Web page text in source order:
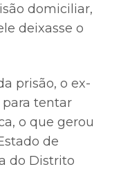
domiciliar,
deixasse o
prisão, o ex-
tentar
o que gerou
de
do Distrito